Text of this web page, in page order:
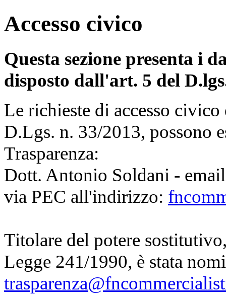
Accesso civico
Questa sezione presenta i
disposto dall'art. 5 del
Le richieste di accesso
D.Lgs. n. 33/2013, possono
Trasparenza:
Dott. Antonio Soldani -
via PEC all'indirizzo:
Titolare del potere
Legge 241/1990, è stata